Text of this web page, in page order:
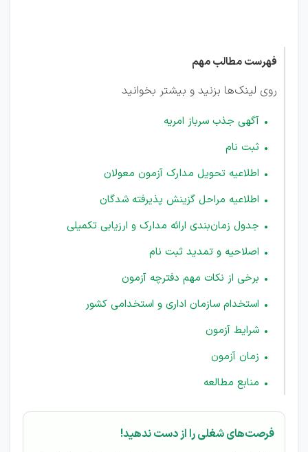
فهرست مطالب مهم
روی لینک‌ها بزنید و بیشتر بخوانید
آگهی جذب سرباز امریه
ثبت نام
اطلاعیه تحویل مدارک آزمون معولان
اطلاعیه مراحل گزینش پذیرفته شدگان
جدول زمان‌بندی ارائه مدارک و ارزیابی تکمیلی
اصلاحیه و تمدید ثبت نام
برخی از نکات مهم دفترچه آزمون
استخدام سازمان اداری و استخدامی کشور
شرایط آزمون
زمان آزمون
منابع مطالعه
فرصت‌های شغلی را از دست ندهید!